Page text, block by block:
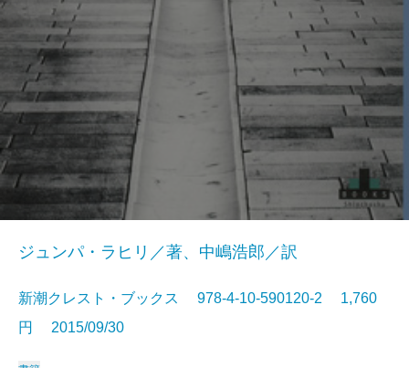
ジュンパ・ラヒリ／著、中嶋浩郎／訳
新潮クレスト・ブックス 978-4-10-590120-2 1,760
円 2015/09/30